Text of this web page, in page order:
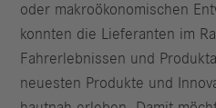
oder makroökonomischen
konnten die Lieferanten im
Fahrerlebnissen und
neuesten Produkte und